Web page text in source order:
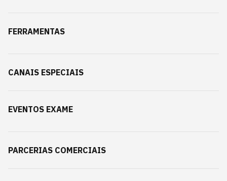
FERRAMENTAS
CANAIS ESPECIAIS
EVENTOS EXAME
PARCERIAS COMERCIAIS